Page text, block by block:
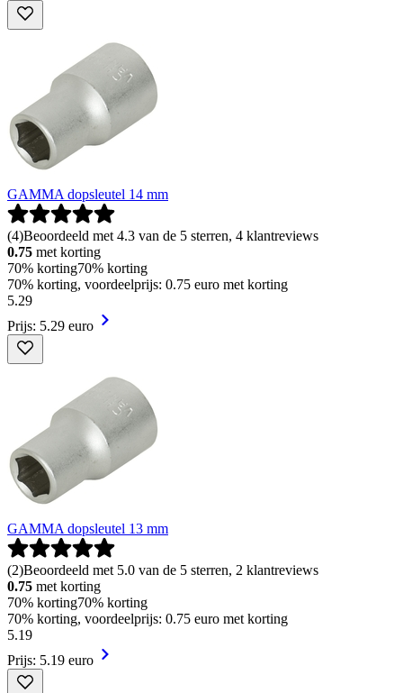
GAMMA dopsleutel 14 mm
(4)Beoordeeld met 4.3 van de 5 sterren, 4 klantreviews
0.75 met korting
70% korting70% korting
70% korting, voordeelprijs: 0.75 euro met korting
5.29
Prijs: 5.29 euro
GAMMA dopsleutel 13 mm
(2)Beoordeeld met 5.0 van de 5 sterren, 2 klantreviews
0.75 met korting
70% korting70% korting
70% korting, voordeelprijs: 0.75 euro met korting
5.19
Prijs: 5.19 euro